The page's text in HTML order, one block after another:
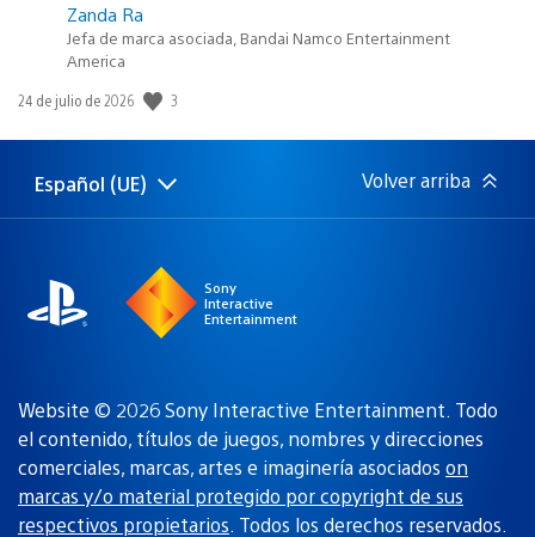
Zanda Ra
Jefa de marca asociada, Bandai Namco Entertainment
America
Fecha
publicación:
24 de julio de 2026 3
Selecciona
Región
Español (UE) Volver arriba
Sony
Interactive
Entertainment
Website © 2026 Sony Interactive Entertainment. Todo
el contenido, títulos de juegos, nombres y direcciones
comerciales, marcas, artes e imaginería asociados on
marcas y/o material protegido por copyright de sus
respectivos propietarios. Todos los derechos reservados.